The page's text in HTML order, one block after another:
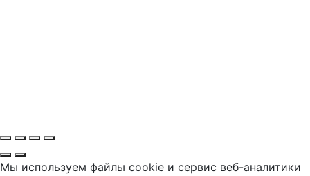
Мы используем файлы cookie и сервис веб-аналитики